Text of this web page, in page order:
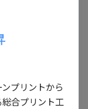
プリントから
合プリント工